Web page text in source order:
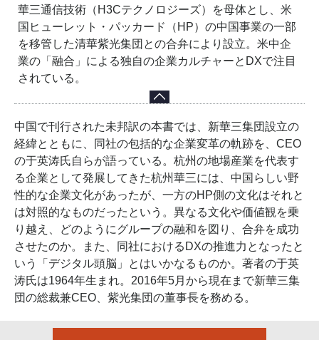
華三通信技術（H3Cテクノロジーズ）を母体とし、米
国ヒューレット・パッカード（HP）の中国事業の一部
を移管した清華紫光集団との合弁により設立。米中企
業の「融合」による独自の企業カルチャーとDXで注目
されている。
中国で刊行された未邦訳の本書では、新華三集団設立の
経緯とともに、同社の包括的な企業変革の軌跡を、CEO
の于英涛氏自らが語っている。杭州の地場産業を代表す
る企業として発展してきた杭州華三には、中国らしい野
性的な企業文化があったが、一方のHP側の文化はそれと
は対照的なものだったという。異なる文化や価値観を乗
り越え、どのようにグループの融和を図り、合弁を成功
させたのか。また、同社におけるDXの推進力となったと
いう「デジタル頭脳」とはいかなるものか。著者の于英
涛氏は1964年生まれ。2016年5月から現在まで新華三集
団の総裁兼CEO、紫光集団の董事長を務める。